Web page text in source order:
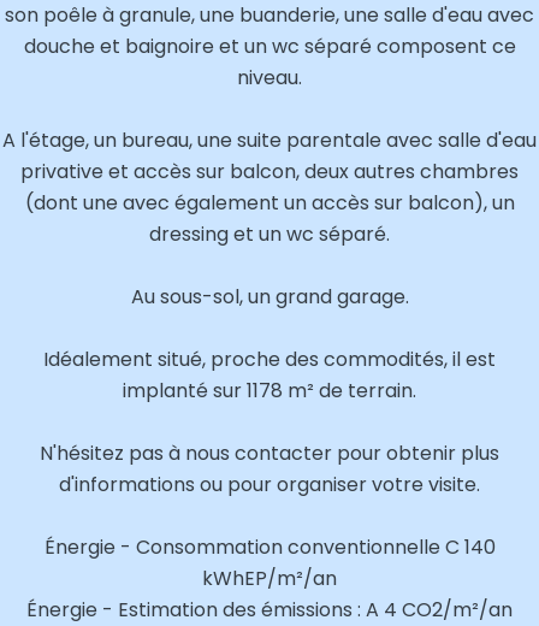
son poêle à granule, une buanderie, une salle d'eau avec
douche et baignoire et un wc séparé composent ce
niveau.
A l'étage, un bureau, une suite parentale avec salle d'eau
privative et accès sur balcon, deux autres chambres
(dont une avec également un accès sur balcon), un
dressing et un wc séparé.
Au sous-sol, un grand garage.
Idéalement situé, proche des commodités, il est
implanté sur 1178 m² de terrain.
N'hésitez pas à nous contacter pour obtenir plus
d'informations ou pour organiser votre visite.
Énergie - Consommation conventionnelle C 140
kWhEP/m²/an
Énergie - Estimation des émissions : A 4 CO2/m²/an